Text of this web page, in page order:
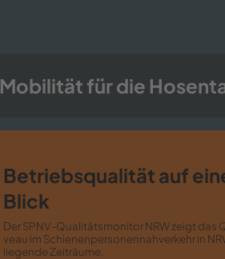
Mo­bi­li­tät für die
Be­triebs­qua­li­tät auf
Blick
Der SPNV-​​Qualitätsmonitor NRW zeigt
veau im Schie­nen­per­so­nen­nah­ver­kehr in
lie­gen­de Zeit­räu­me.